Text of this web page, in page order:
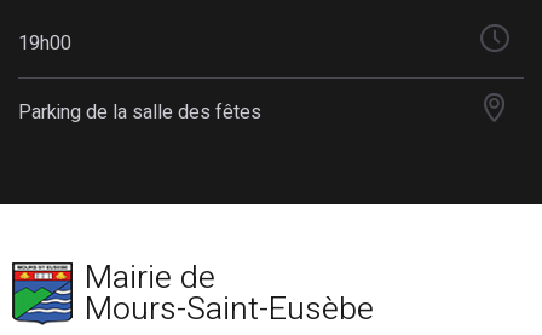
19h00
Parking de la salle des fêtes
Mairie de
Mours-Saint-Eusèbe